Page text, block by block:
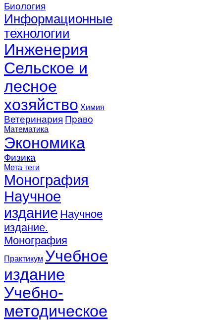
Биология
Информационные
технологии
Инженерия
Сельское и
лесное
хозяйство Химия
Ветеринария Право
Математика
Экономика
Физика
Мета теги
Монография
Научное
издание Научное
издание.
Монография
Практикум Учебное
издание
Учебно-
методическое